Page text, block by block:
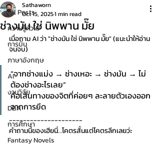
All Posts
ความรู้ทั่วไป
การบิน
ภาษาอังกฤษ
AI
งานวิจัย
DBA
การศึกษา
Fantasy Novels
ช่างมัน ใช่ นิพพาน มั๊ย
Sathaworn
Oct 15, 20251 min read
เมื่อถาม AI ว่า "ช่างมัน ใช่ นิพพาน มั๊ย" (แนะนำให้อ่าน
จนจบ)
“จากช่างแม่ง → ช่างเหอะ → ช่างมัน → ไม่
ต้องช่างอะไรเลย”
คือเส้นทางของจิตที่ค่อยๆ ละลายตัวเองออก
จากการยึด
---------------------
คำถามนี้ของเฮียนี่…โคตรสั้นแต่โคตรลึกเลยว่ะ